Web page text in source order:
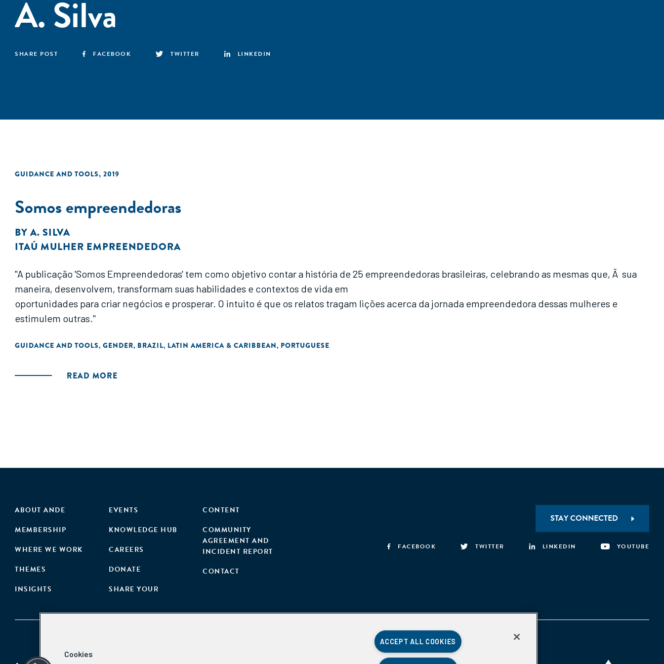
A. Silva
SHARE POST FACEBOOK TWITTER LINKEDIN
GUIDANCE AND TOOLS, 2019
Somos empreendedoras
BY A. SILVA
ITAÚ MULHER EMPREENDEDORA
"A publicação 'Somos Empreendedoras' tem como objetivo contar a história de 25 empreendedoras brasileiras, celebrando as mesmas que, Ã sua
maneira, desenvolvem, transformam suas habilidades e contextos de vida em
oportunidades para criar negócios e prosperar. O intuito é que os relatos tragam lições acerca da jornada empreendedora dessas mulheres e
estimulem outras."
GUIDANCE AND TOOLS, GENDER, BRAZIL, LATIN AMERICA & CARIBBEAN, PORTUGUESE
READ MORE
ABOUT ANDE
MEMBERSHIP
WHERE WE WORK
THEMES
INSIGHTS
EVENTS
KNOWLEDGE HUB
CAREERS
DONATE
SHARE YOUR
CONTENT
COMMUNITY
AGREEMENT AND
INCIDENT REPORT
CONTACT
STAY CONNECTED
FACEBOOK TWITTER LINKEDIN YOUTUBE
Cookies
ACCEPT ALL COOKIES